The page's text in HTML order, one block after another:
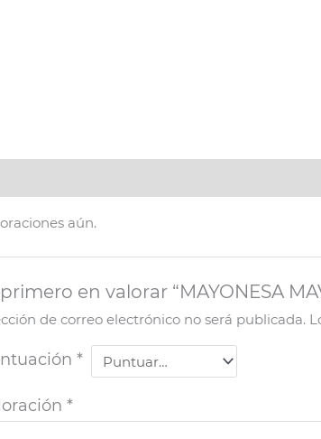
aún.
en valorar “MAYONESA
de correo electrónico no será publicada.
*
*